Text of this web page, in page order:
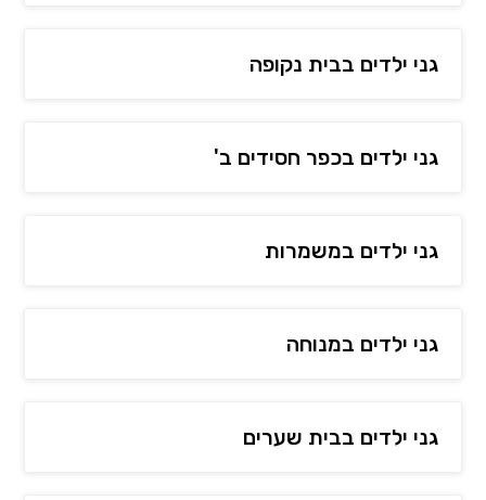
גני ילדים בבית נקופה
גני ילדים בכפר חסידים ב'
גני ילדים במשמרות
גני ילדים במנוחה
גני ילדים בבית שערים